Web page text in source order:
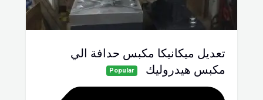
تعديل ميكانيكا مكبس حدافة الي
مكبس هيدروليك
Popular